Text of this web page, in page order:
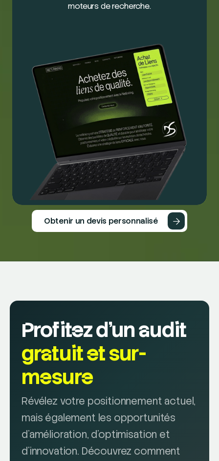
moteurs de recherche.
Obtenir un devis personnalisé
Profitez d'un audit
gratuit et sur-
mesure
Révélez votre positionnement actuel,
mais également les opportunités
d'amélioration, d'optimisation et
d'innovation. Découvrez comment